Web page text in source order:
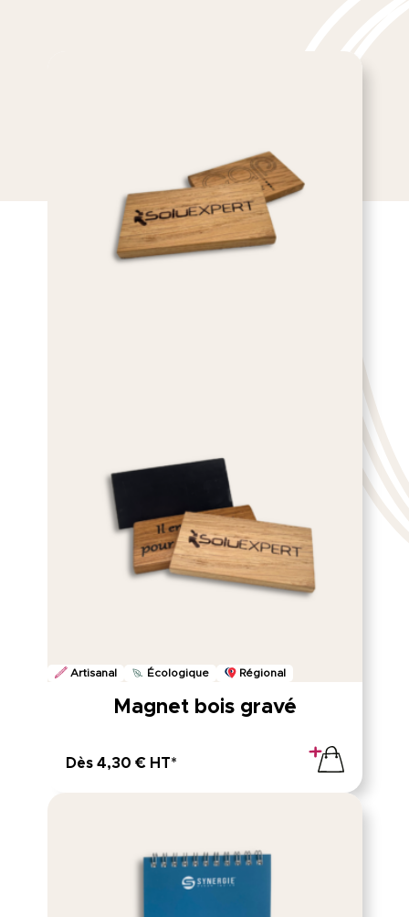
Artisanal Écologique Régional
Magnet bois gravé
Dès 4,30 € HT*